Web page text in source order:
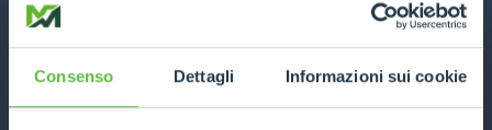
Consenso Dettagli Informazioni sui cookie